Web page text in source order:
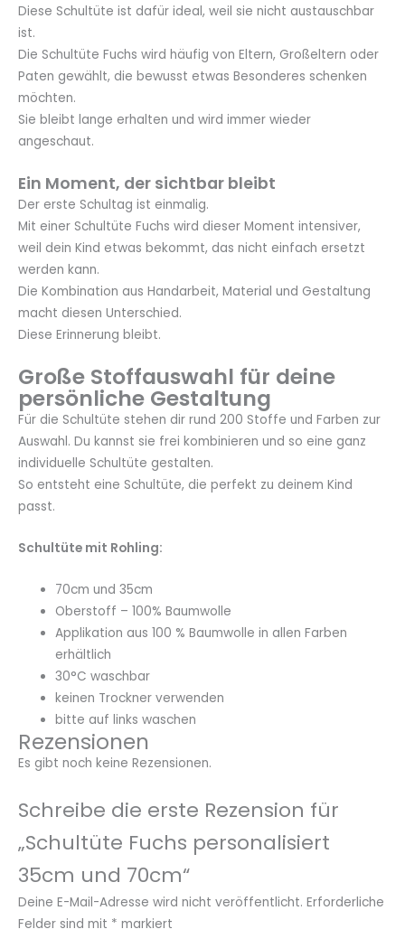
Diese Schultüte ist dafür ideal, weil sie nicht austauschbar
ist.
Die Schultüte Fuchs wird häufig von Eltern, Großeltern oder
Paten gewählt, die bewusst etwas Besonderes schenken
möchten.
Sie bleibt lange erhalten und wird immer wieder
angeschaut.
Ein Moment, der sichtbar bleibt
Der erste Schultag ist einmalig.
Mit einer Schultüte Fuchs wird dieser Moment intensiver,
weil dein Kind etwas bekommt, das nicht einfach ersetzt
werden kann.
Die Kombination aus Handarbeit, Material und Gestaltung
macht diesen Unterschied.
Diese Erinnerung bleibt.
Große Stoffauswahl für deine
persönliche Gestaltung
Für die Schultüte stehen dir rund 200 Stoffe und Farben zur
Auswahl. Du kannst sie frei kombinieren und so eine ganz
individuelle Schultüte gestalten.
So entsteht eine Schultüte, die perfekt zu deinem Kind
passt.
Schultüte mit Rohling:
70cm und 35cm
Oberstoff – 100% Baumwolle
Applikation aus 100 % Baumwolle in allen Farben
erhältlich
30°C waschbar
keinen Trockner verwenden
bitte auf links waschen
Rezensionen
Es gibt noch keine Rezensionen.
Schreibe die erste Rezension für
„Schultüte Fuchs personalisiert
35cm und 70cm“
Deine E-Mail-Adresse wird nicht veröffentlicht. Erforderliche
Felder sind mit * markiert